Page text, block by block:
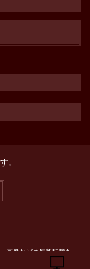
。
画像などの無断転載を